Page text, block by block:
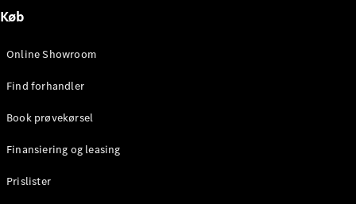
Online
eVito
Køb
Online Showroom
Find forhandler
Book prøvekørsel
Finansiering og leasing
Prislister